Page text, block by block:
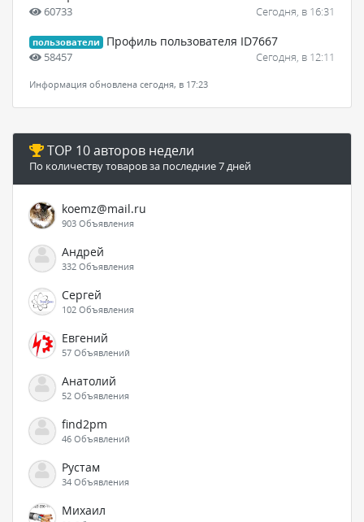
60733 Сегодня, в 16:31
пользователи Профиль пользователя ID7667
58457 Сегодня, в 12:11
Информация обновлена сегодня, в 17:23
TOP 10 авторов недели
По количеству товаров за последние 7 дней
koemz@mail.ru
903 Объявления
Андрей
332 Объявления
Сергей
102 Объявления
Евгений
57 Объявлений
Анатолий
52 Объявления
find2pm
46 Объявлений
Рустам
34 Объявления
Михаил